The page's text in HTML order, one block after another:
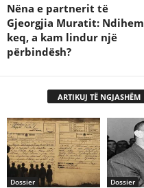
Nëna e partnerit të
Gjeorgjia Muratit: Ndihem
keq, a kam lindur një
përbindësh?
ARTIKUJ TË NGJASHËM
Dossier Dossier